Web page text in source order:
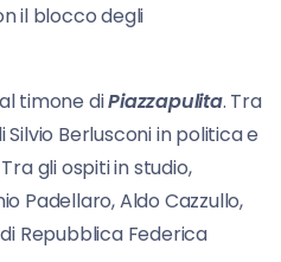
il blocco degli
timone diPiazzapulita. Tra
Berlusconi in politica e
gli ospiti in studio,
Padellaro, Aldo Cazzullo,
Repubblica Federica